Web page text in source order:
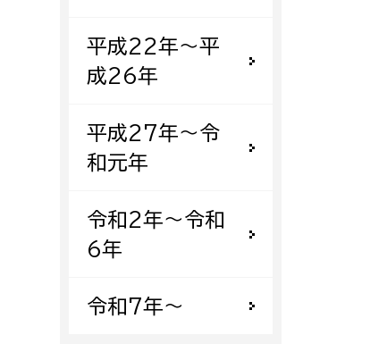
平成22年〜平
成26年
平成27年〜令
和元年
令和2年〜令和
6年
令和7年〜